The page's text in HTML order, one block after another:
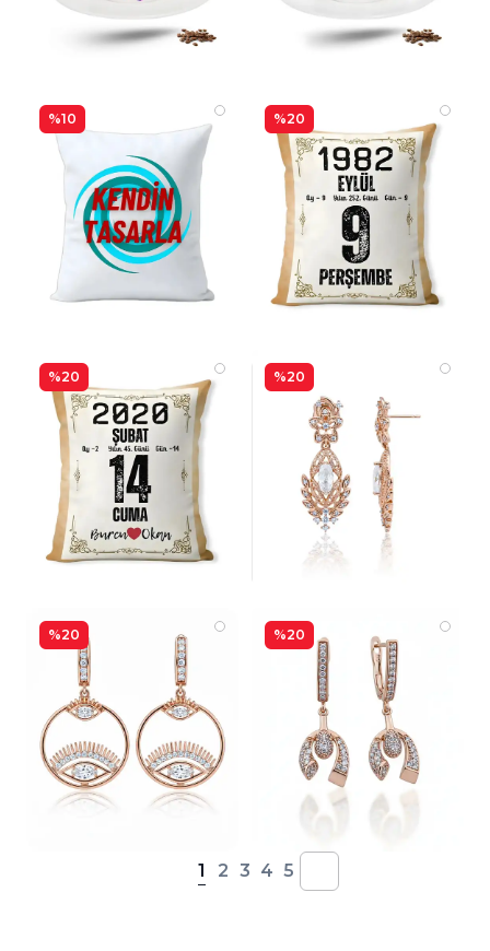
%10 %20
%20 %20
%20 %20
1 2 3 4 5